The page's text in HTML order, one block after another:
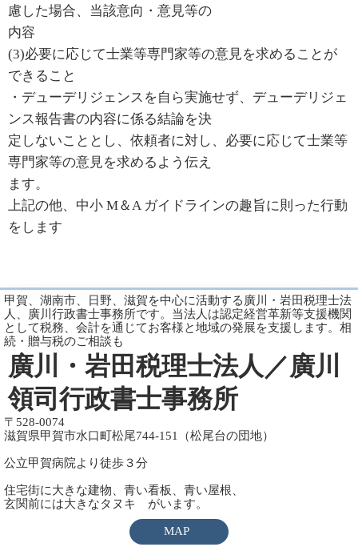
慮した場合、当該意向・意見等の
内容
(3)必要に応じて士業等専門家等の意見を求めることが
できること
・デューデリジェンスを自ら実施せず、デューデリジェ
ンス報告書の内容に係る結論を決
定しないこととし、依頼者に対し、必要に応じて士業等
専門家等の意見を求めるよう伝え
ます。
上記の他、中小 M＆A ガイドラインの趣旨に則った行動
をします
甲賀、湖南市、日野、滋賀を中心に活動する廣川・岩田税理士法
人、廣川行政書士事務所です。当法人は認定経営革新等支援機関
として税務、会計を通じてお客様と地域の発展を支援します。相
続・贈与税のご相談も
廣川・岩田税理士法人／廣川
領司行政書士事務所
〒528-0074
滋賀県甲賀市水口町松尾744-151（松尾台の団地）
公立甲賀病院より徒歩３分
住宅街に大きな建物、青い看板、青い屋根、
玄関前には大きなタヌキ がいます。
MAP